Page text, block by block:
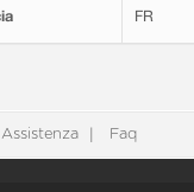
FR
Assistenza Faq